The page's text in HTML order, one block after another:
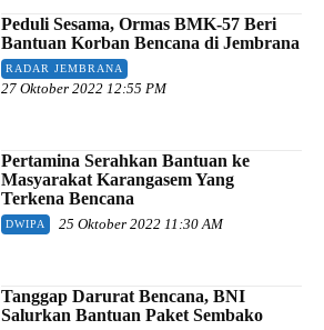
Peduli Sesama, Ormas BMK-57 Beri
Bantuan Korban Bencana di Jembrana
RADAR JEMBRANA
27 Oktober 2022 12:55 PM
Pertamina Serahkan Bantuan ke
Masyarakat Karangasem Yang
Terkena Bencana
DWIPA 25 Oktober 2022 11:30 AM
Tanggap Darurat Bencana, BNI
Salurkan Bantuan Paket Sembako